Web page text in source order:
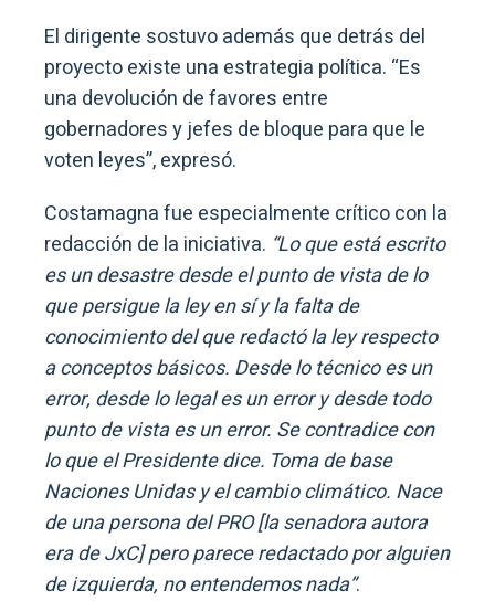
El dirigente sostuvo además que detrás del
proyecto existe una estrategia política. “Es
una devolución de favores entre
gobernadores y jefes de bloque para que le
voten leyes”, expresó.
Costamagna fue especialmente crítico con la
redacción de la iniciativa. “Lo que está escrito
es un desastre desde el punto de vista de lo
que persigue la ley en sí y la falta de
conocimiento del que redactó la ley respecto
a conceptos básicos. Desde lo técnico es un
error, desde lo legal es un error y desde todo
punto de vista es un error. Se contradice con
lo que el Presidente dice. Toma de base
Naciones Unidas y el cambio climático. Nace
de una persona del PRO [la senadora autora
era de JxC] pero parece redactado por alguien
de izquierda, no entendemos nada”.